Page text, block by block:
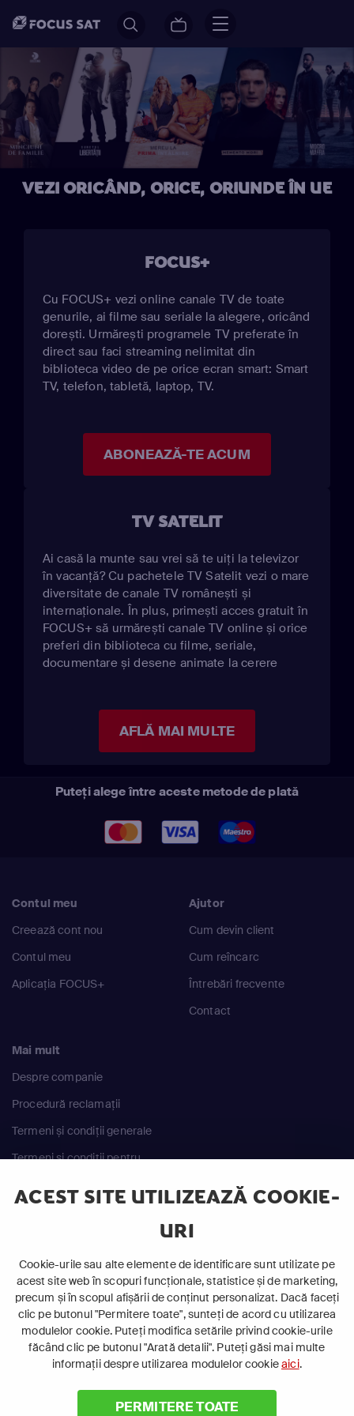
ACEST SITE UTILIZEAZĂ COOKIE-
URI
Cookie-urile sau alte elemente de identificare sunt utilizate pe
acest site web în scopuri funcționale, statistice și de marketing,
precum și în scopul afișării de conținut personalizat. Dacă faceți
clic pe butonul "Permitere toate", sunteți de acord cu utilizarea
modulelor cookie. Puteți modifica setările privind cookie-urile
făcând clic pe butonul "Arată detalii". Puteți găsi mai multe
informații despre utilizarea modulelor cookieaici.
PERMITERE TOATE
VEZI ORICÂND, ORICE, ORIUNDE ÎN UE
FOCUS+
Cu FOCUS+ vezi online canale TV de toate
genurile, ai filme sau seriale la alegere, oricând
dorești. Urmărești programele TV preferate în
direct sau faci streaming nelimitat din
biblioteca video de pe orice ecran smart: Smart
TV, telefon, tabletă, laptop, TV.
ABONEAZĂ-TE ACUM
TV SATELIT
Ai casă la munte sau vrei să te uiți la televizor
în vacanță? Cu pachetele TV Satelit vezi o mare
diversitate de canale TV românești și
internaționale. În plus, primești acces gratuit în
FOCUS+ să urmărești canale TV online și orice
preferi din biblioteca cu filme, seriale,
documentare și desene animate la cerere
AFLĂ MAI MULTE
Puteți alege între aceste metode de plată
Contul meu
Creează cont nou
Contul meu
Aplicația FOCUS+
Ajutor
Cum devin client
Cum reîncarc
Întrebări frecvente
Contact
Mai mult
Despre companie
Procedură reclamații
Termeni și condiții generale
Termeni și condiții pentru
ANPC
© 2026 Canal+ Luxembourg S. à r.l. - Toate drepturile
rezervate
Focus Sat este o marcă înregistrată aparținând Canal+
Luxembourg S. à r.l.
Rue Albert Borschette 4, L-1246 Luxemburg | R.C.S.